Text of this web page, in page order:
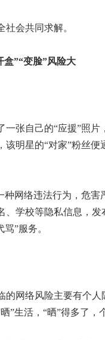
会共同求解。
盒”“变脸”风险大
自己的“应援”照片
明星的“对家”粉丝
网络违法行为，危害
学校等隐私信息，
”服务。
络风险主要有个人
生活，“晒”得多了，